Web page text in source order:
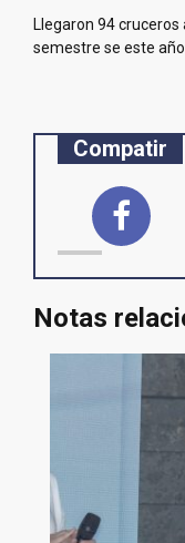
entradas
Llegaron 94
semestre se este año
Compatir
Notas